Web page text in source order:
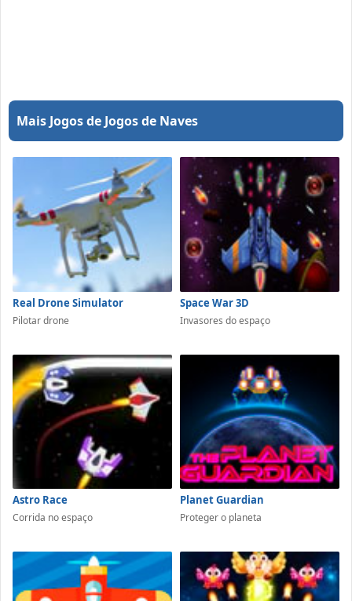
Mais Jogos de Jogos de Naves
Real Drone Simulator
Pilotar drone
Space War 3D
Invasores do espaço
Astro Race
Corrida no espaço
Planet Guardian
Proteger o planeta